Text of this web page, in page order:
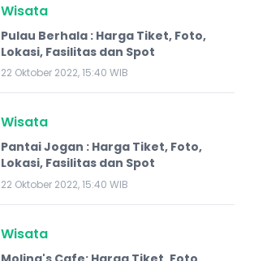
Wisata
Pulau Berhala : Harga Tiket, Foto,
Lokasi, Fasilitas dan Spot
22 Oktober 2022, 15:40 WIB
Wisata
Pantai Jogan : Harga Tiket, Foto,
Lokasi, Fasilitas dan Spot
22 Oktober 2022, 15:40 WIB
Wisata